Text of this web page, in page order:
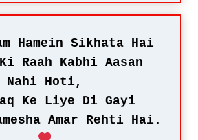
Hamein Sikhata Hai
Raah Kabhi Aasan
Nahi Hoti,
Ke Liye Di Gayi